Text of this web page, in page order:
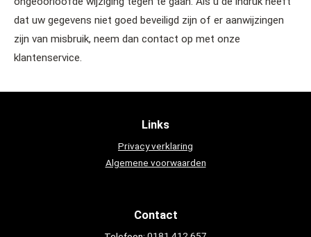
dat uw gegevens niet goed beveiligd zijn of er aanwijzingen
zijn van misbruik, neem dan contact op met onze
klantenservice.
Links
Privacy verklaring
Algemene voorwaarden
Contact